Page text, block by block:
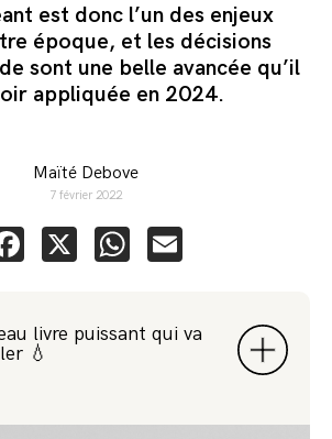
est donc l’un des enjeux
époque, et les décisions
sont une belle avancée qu’il
appliquée en 2024.
Maïté Debove
7 février 2022
Facebook
X WhatsApp
livre puissant qui va
💧